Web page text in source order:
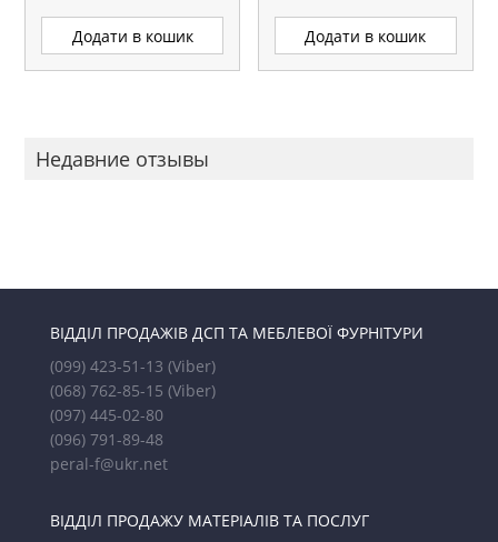
Додати в кошик Додати в кошик
Недавние отзывы
ВІДДІЛ ПРОДАЖІВ ДСП ТА МЕБЛЕВОЇ ФУРНІТУРИ
(099) 423-51-13 (Viber)
(068) 762-85-15 (Viber)
(097) 445-02-80
(096) 791-89-48
peral-f@ukr.net
ВІДДІЛ ПРОДАЖУ МАТЕРІАЛІВ ТА ПОСЛУГ